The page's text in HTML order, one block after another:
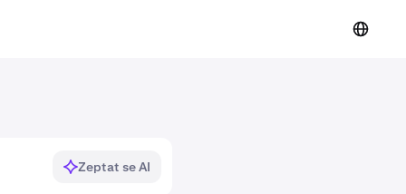
Zeptat se AI